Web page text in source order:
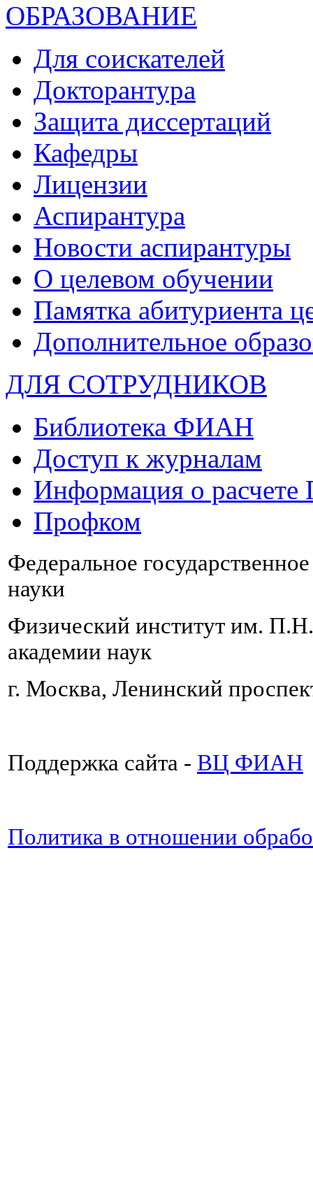
ОБРАЗОВАНИЕ
Для соискателей
Докторантура
Защита диссертаций
Кафедры
Лицензии
Аспирантура
Новости аспирантуры
О целевом обучении
Памятка абитуриента
Дополнительное
ДЛЯ СОТРУДНИКОВ
Библиотека ФИАН
Доступ к журналам
Информация о
Профком
Федеральное
науки
Физический институт им.
академии наук
г. Москва, Ленинский
Поддержка сайта - ВЦ ФИАН
Политика в отношении